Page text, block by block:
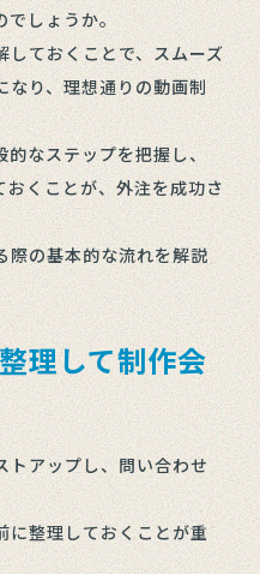
しょうか。
しておくことで、スムーズ
なり、理想通りの動画制
なステップを把握し、
くことが、外注を成功さ
際の基本的な流れを解説
理して制作会
トアップし、問い合わせ
に整理しておくことが重